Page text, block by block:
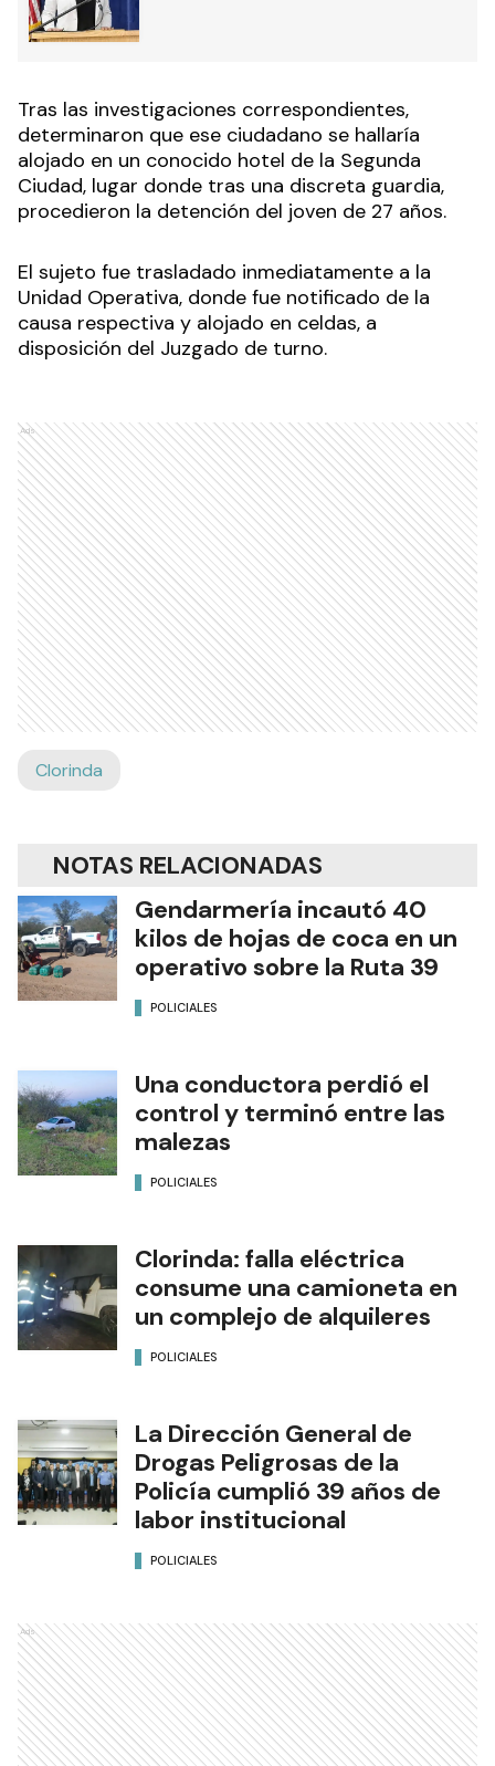
Tras las investigaciones correspondientes,
determinaron que ese ciudadano se hallaría
alojado en un conocido hotel de la Segunda
Ciudad, lugar donde tras una discreta guardia,
procedieron la detención del joven de 27 años.
El sujeto fue trasladado inmediatamente a la
Unidad Operativa, donde fue notificado de la
causa respectiva y alojado en celdas, a
disposición del Juzgado de turno.
Ads
Clorinda
NOTAS RELACIONADAS
Gendarmería incautó 40
kilos de hojas de coca en un
operativo sobre la Ruta 39
POLICIALES
Una conductora perdió el
control y terminó entre las
malezas
POLICIALES
Clorinda: falla eléctrica
consume una camioneta en
un complejo de alquileres
POLICIALES
La Dirección General de
Drogas Peligrosas de la
Policía cumplió 39 años de
labor institucional
POLICIALES
Ads